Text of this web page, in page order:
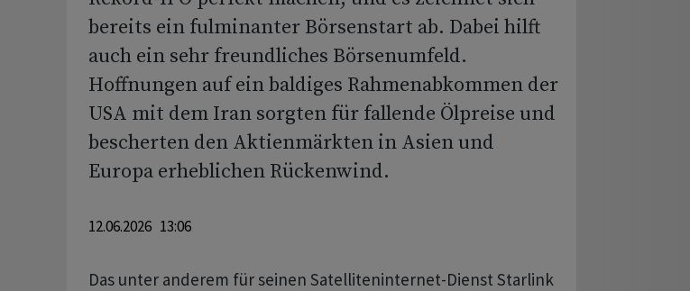
bereits ein fulminanter Börsenstart ab. Dabei hilft
auch ein sehr freundliches Börsenumfeld.
Hoffnungen auf ein baldiges Rahmenabkommen der
USA mit dem Iran sorgten für fallende Ölpreise und
bescherten den Aktienmärkten in Asien und
Europa erheblichen Rückenwind.
12.06.2026 13:06
Das unter anderem für seinen Satelliteninternet-Dienst Starlink